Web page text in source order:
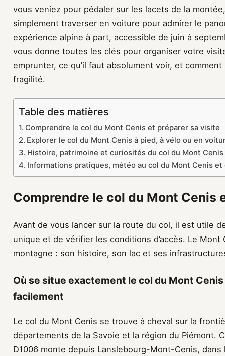
vous veniez pour pédaler sur les lacets de la
simplement traverser en voiture pour admirer le
expérience alpine à part, accessible de juin à
vous donne toutes les clés pour organiser votre
emprunter, ce qu’il faut absolument voir, et
fragilité.
Table des matières
Comprendre le col du Mont Cenis et préparer sa visite
Explorer le col du Mont Cenis à pied, à vélo ou en
Histoire, patrimoine et curiosités du col du Mont Cenis
Informations pratiques, météo au col du Mont Cenis
Comprendre le col du Mont Cenis
Avant de vous lancer sur la route du col, il est utile
unique et de vérifier les conditions d’accès. Le Mont
montagne : son histoire, son lac et ses
Où se situe exactement le col du Mont
facilement
Le col du Mont Cenis se trouve à cheval sur la
départements de la Savoie et la région du Piémont.
D1006 monte depuis Lanslebourg-Mont-Cenis,